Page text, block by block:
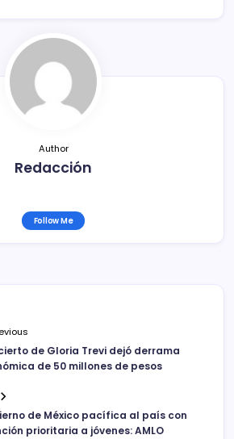
tir
Author
Redacción
Follow Me
de Gloria Trevi dejó derrama
de 50 millones de pesos
de México pacífica al país con
prioritaria a jóvenes: AMLO